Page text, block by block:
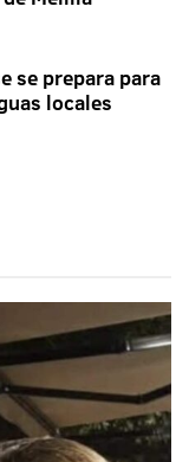
se prepara para
locales